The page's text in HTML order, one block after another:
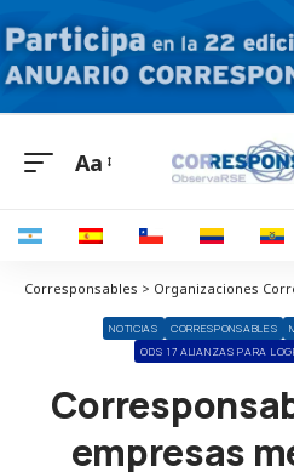
Aa
NOTICIAS CORRESPONSABLES
ODS 17 ALIANZAS PARA
empresas